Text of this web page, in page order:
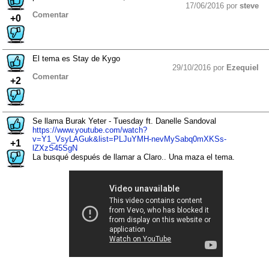
+0
17/06/2016 por steve
Comentar
+2
El tema es Stay de Kygo
29/10/2016 por Ezequiel
Comentar
+1
Se llama Burak Yeter - Tuesday ft. Danelle Sandoval
https://www.youtube.com/watch?
v=Y1_VsyLAGuk&list=PLJuYMH-nevMySabq0mXKSs-
lZXzS45SgN
La busqué después de llamar a Claro.. Una maza el tema.